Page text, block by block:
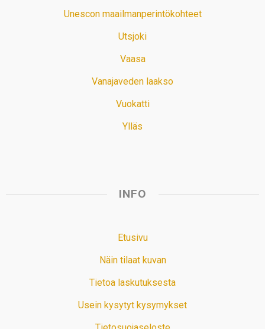
Unescon maailmanperintökohteet
Utsjoki
Vaasa
Vanajaveden laakso
Vuokatti
Ylläs
INFO
Etusivu
Näin tilaat kuvan
Tietoa laskutuksesta
Usein kysytyt kysymykset